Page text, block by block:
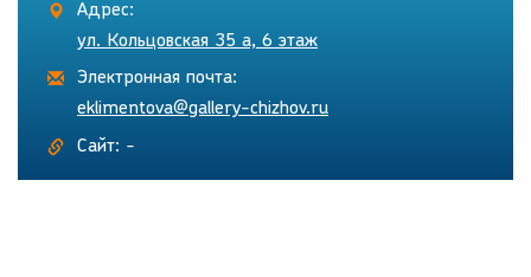
Адрес:
ул. Кольцовская 35 а, 6 этаж
Электронная почта:
eklimentova@gallery-chizhov.ru
Сайт: -